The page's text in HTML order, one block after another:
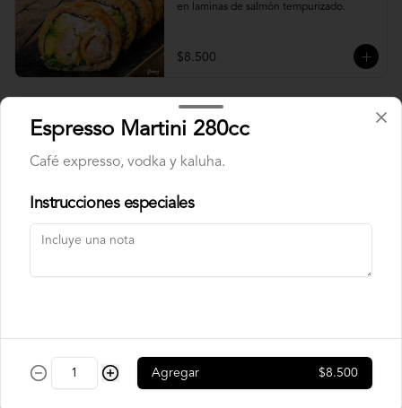
en laminas de salmón tempurizado.
$8.500
Crunch Roll
crema, cebollín, almendras triturada, sin
arroz, envuelto en palta.
Nori Champ Roll
$7.900
Espresso Martini 280cc
Café expresso, vodka y kaluha.
Instrucciones especiales
Agregar $8.500